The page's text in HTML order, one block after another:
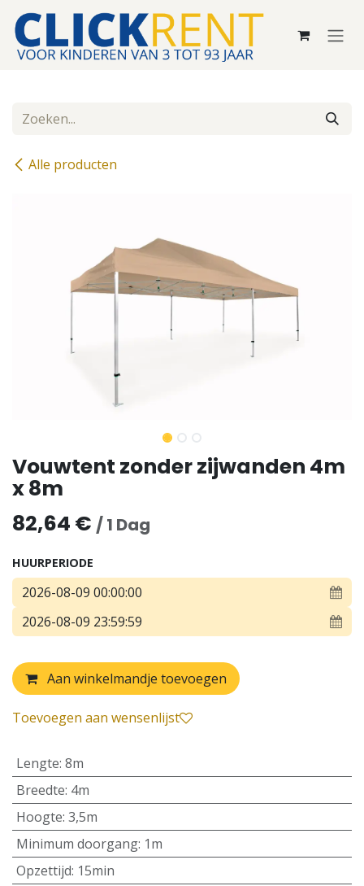
Overslaan naar inhoud
Alle producten
Vouwtent zonder zijwanden 4m
x 8m
82,64 € /1 Dag
HUURPERIODE
Aan winkelmandje toevoegen
Toevoegen aan wensenlijst
Lengte: 8m
Breedte: 4m
Hoogte: 3,5m
Minimum doorgang: 1m
Opzettijd: 15min